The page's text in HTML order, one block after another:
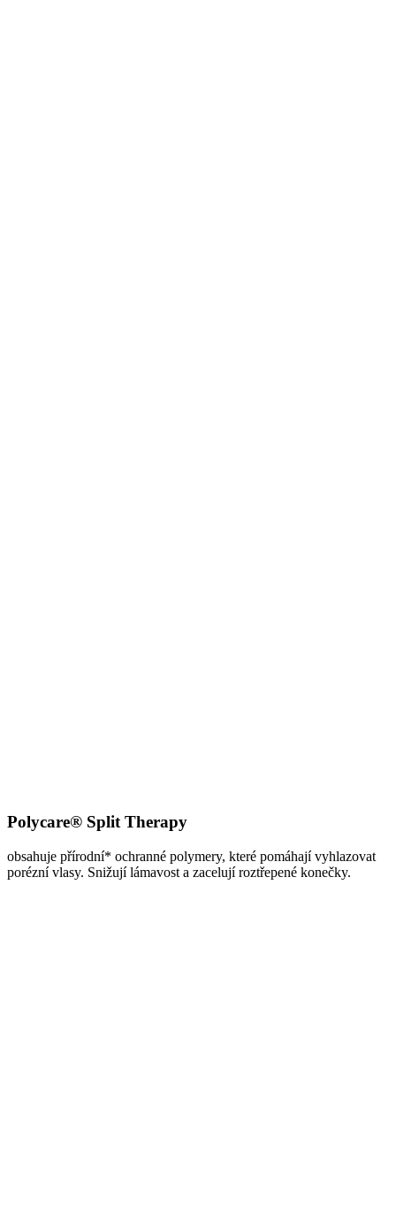
Polycare® Split Therapy
obsahuje přírodní* ochranné polymery, které pomáhají vyhlazovat
porézní vlasy. Snižují lámavost a zacelují roztřepené konečky.